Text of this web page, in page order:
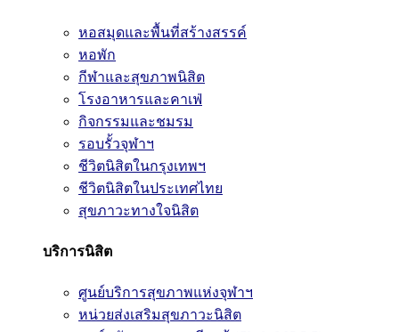
หอสมุดและพื้นที่สร้างสรรค์
หอพัก
กีฬาและสุขภาพนิสิต
โรงอาหารและคาเฟ่
กิจกรรมและชมรม
รอบรั้วจุฬาฯ
ชีวิตนิสิตในกรุงเทพฯ
ชีวิตนิสิตในประเทศไทย
สุขภาวะทางใจนิสิต
บริการนิสิต
ศูนย์บริการสุขภาพแห่งจุฬาฯ
หน่วยส่งเสริมสุขภาวะนิสิต